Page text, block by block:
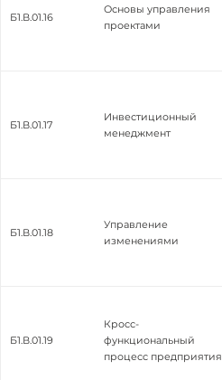
Б1.В.01.16
Основы управления
проектами
Б1.В.01.17
Инвестиционный
менеджмент
Б1.В.01.18
Управление
изменениями
Б1.В.01.19
Кросс-
функциональный
процесс предприятия